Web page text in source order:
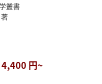
叢書
4,400 円~